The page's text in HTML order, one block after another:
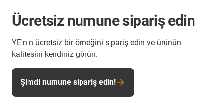
Ücretsiz numune sipariş edin
YE'nin ücretsiz bir örneğini sipariş edin ve ürünün
kalitesini kendiniz görün.
Şimdi numune sipariş edin!